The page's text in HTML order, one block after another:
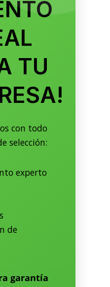
TU
con todo
selección:
experto
de
garantía